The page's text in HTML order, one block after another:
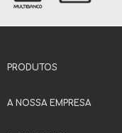
PRODUTOS
A NOSSA EMPRESA